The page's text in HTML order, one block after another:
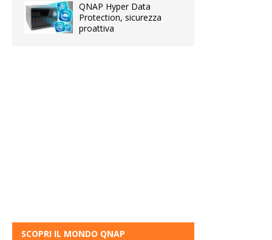
QNAP Hyper Data
Protection, sicurezza
proattiva
SCOPRI IL MONDO QNAP